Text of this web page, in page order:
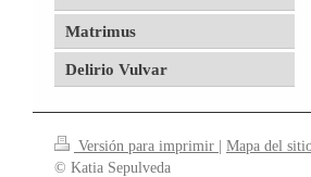
Matrimus
Delirio Vulvar
Versión para imprimir | Mapa del
© Katia Sepulveda